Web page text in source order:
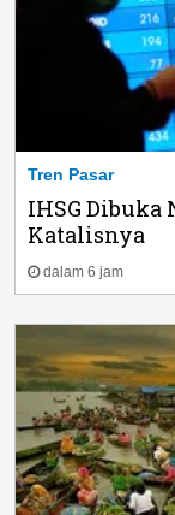
Tren Pasar
IHSG Dibuka
Katalisnya
dalam 6 jam